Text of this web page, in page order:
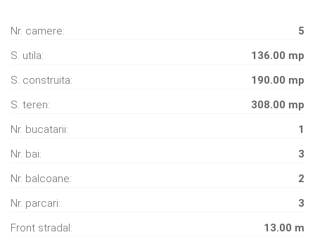
Nr. camere:
5
S. utila:
136.00 mp
S. construita:
190.00 mp
S. teren:
308.00 mp
Nr. bucatarii:
1
Nr. bai:
3
Nr. balcoane:
2
Nr. parcari:
3
Front stradal:
13.00 m